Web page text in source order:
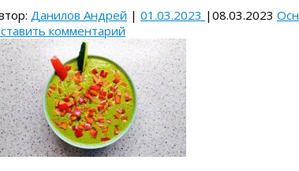
Данилов Андрей | 01.03.2023 | 08.03.2023
комментарий